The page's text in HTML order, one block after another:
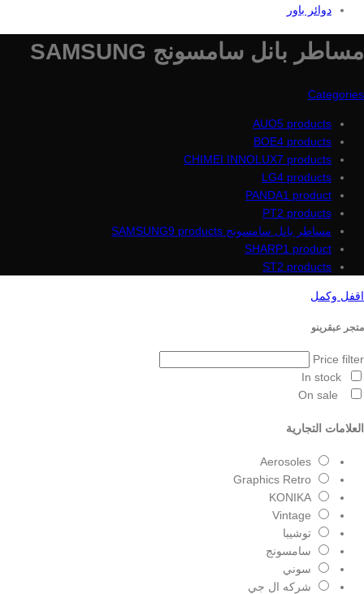
دوائر باور
مساطر بانل سامسونج SAMSUNG
Categories
AUO5 products
BOE4 products
CHIMEI INNOLUX7 products
LG4 products
PANDA1 product
PT2 products
مساطر بانل سامسونج SAMSUNG 9 products
SHARP1 product
ST2 products
اقفل وكمل
متجر عبقرينو
Price filter
In stock
العلامات التجارية
Aerosoles
Graphics Retro
KONIKA
Vintage
توشيبا
سامسونج
سوني
شركه ال جي